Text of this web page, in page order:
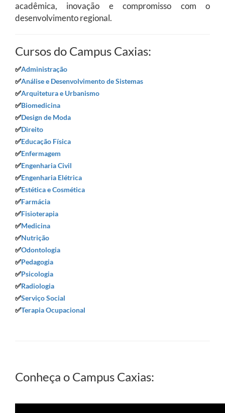
acadêmica, inovação e compromisso com o
desenvolvimento regional.
Cursos do Campus Caxias:
✅Administração
✅Análise e Desenvolvimento de Sistemas
✅Arquitetura e Urbanismo
✅Biomedicina
✅Design de Moda
✅Direito
✅Educação Física
✅Enfermagem
✅Engenharia Civil
✅Engenharia Elétrica
✅Estética e Cosmética
✅Farmácia
✅Fisioterapia
✅Medicina
✅Nutrição
✅Odontologia
✅Pedagogia
✅Psicologia
✅Radiologia
✅Serviço Social
✅Terapia Ocupacional
Conheça o Campus Caxias: